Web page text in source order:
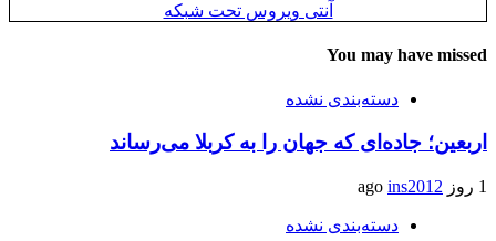
آنتی ویروس تحت شبکه
You may have missed
دسته‌بندی نشده
اربعین؛ جاده‌ای که جهان را به کربلا می‌رساند
1 روز ago ins2012
دسته‌بندی نشده